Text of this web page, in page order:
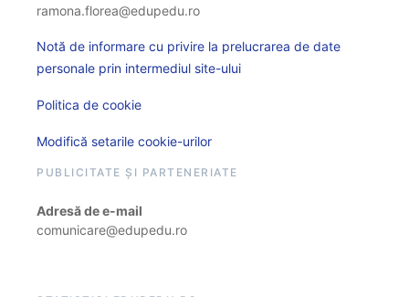
ramona.florea@edupedu.ro
Notă de informare cu privire la prelucrarea de date
personale prin intermediul site-ului
Politica de cookie
Modifică setarile cookie-urilor
PUBLICITATE ȘI PARTENERIATE
Adresă de e-mail
comunicare@edupedu.ro